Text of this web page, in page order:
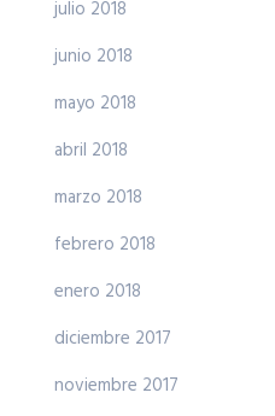
julio 2018
junio 2018
mayo 2018
abril 2018
marzo 2018
febrero 2018
enero 2018
diciembre 2017
noviembre 2017